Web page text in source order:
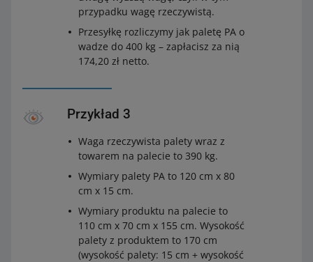
przypadku wagę rzeczywistą.
Przesyłkę rozliczymy jak paletę PA o
wadze do 400 kg – zapłacisz za nią
174,20 zł netto.
Przykład 3
Waga rzeczywista palety wraz z
towarem na palecie to 390 kg.
Wymiary palety PA to 120 cm x 80
cm x 15 cm.
Wymiary produktu na palecie to
110 cm x 70 cm x 155 cm. Wysokość
palety z produktem to 170 cm
(wysokość palety: 15 cm + wysokość